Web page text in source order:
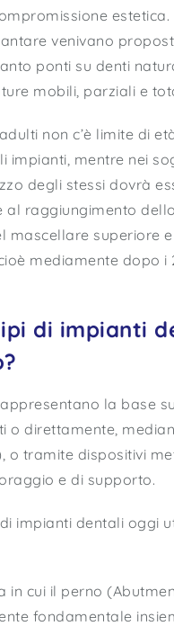
estetica.
venivano
ponti su denti
mobili, parziali e
non c’è limite di
impianti, mentre nei
degli stessi dovrà
al raggiungimento
mascellare superiore
mediamente dopo i
di impianti
la base
o direttamente,
o tramite dispositivi
e di supporto.
impianti dentali oggi
in cui il perno
fondamentale